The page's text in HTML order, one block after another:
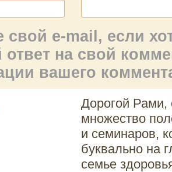
свой e-mail, если
на свой
вашего
Дорогой Рами,
множество
и семинаров,
буквально на
семье